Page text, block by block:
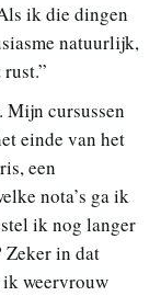
ik die dingen
natuurlijk,
rust.”
Mijn cursussen
einde van het
een
nota’s ga ik
ik nog langer
in dat
weervrouw